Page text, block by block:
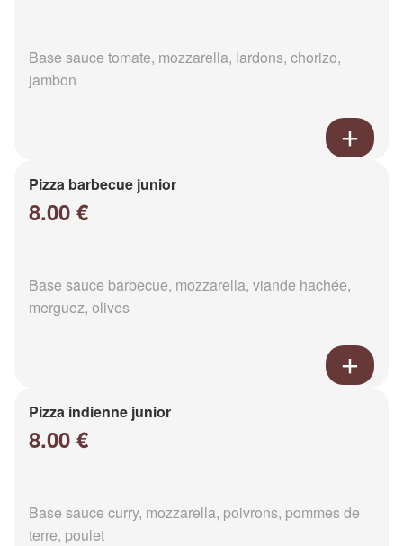
Base sauce tomate, mozzarella, lardons, chorizo,
jambon
Pizza barbecue junior
8.00 €
Base sauce barbecue, mozzarella, viande hachée,
merguez, olives
Pizza indienne junior
8.00 €
Base sauce curry, mozzarella, poivrons, pommes de
terre, poulet